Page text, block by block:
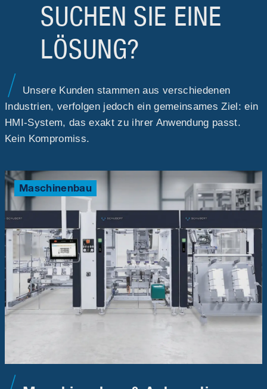
SUCHEN SIE EINE
LÖSUNG?
Unsere Kunden stammen aus verschiedenen
Industrien, verfolgen jedoch ein gemeinsames Ziel: ein
HMI-System, das exakt zu ihrer Anwendung passt.
Kein Kompromiss.
Maschinenbau